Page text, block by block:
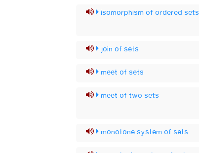
isomorphism of ordered sets
join of sets
meet of sets
meet of two sets
monotone system of sets